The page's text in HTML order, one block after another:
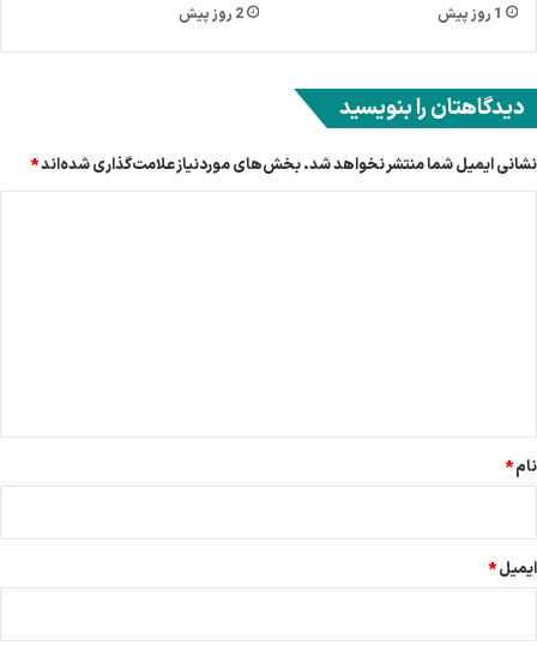
1 روز پیش 2 روز پیش
دیدگاهتان را بنویسید
نشانی ایمیل شما منتشر نخواهد شد.بخش‌های موردنیاز علامت‌گذاری شده‌اند*
نام*
ایمیل*